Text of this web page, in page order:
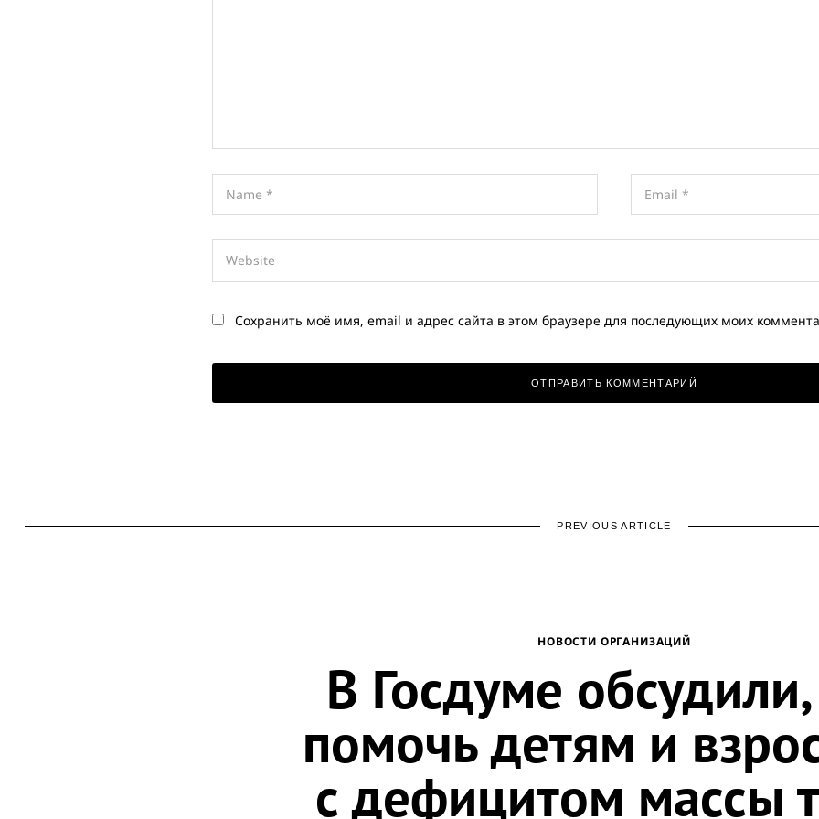
Сохранить моё имя, email и адрес сайта в этом браузере для последующих моих
PREVIOUS ARTICLE
НОВОСТИ ОРГАНИЗАЦИЙ
В Госдуме
помочь детям и
с дефицитом массы